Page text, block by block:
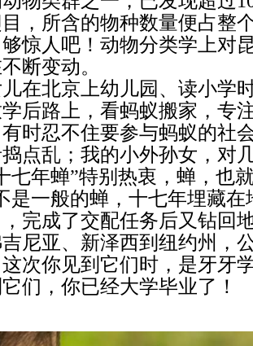
，所含的物种数量便占整
惊人吧！动物分类学上对
断变动。
北京上幼儿园、读小学
后路上，看蚂蚁搬家，专
时忍不住要参与蚂蚁的社
点乱；我的小外孙女，对
七年蝉”特别热衷，蝉，也
是一般的蝉，十七年埋藏
完成了交配任务后又钻回
尼亚、新泽西到纽约州，
次你见到它们时，是牙牙
们，你已经大学毕业了！